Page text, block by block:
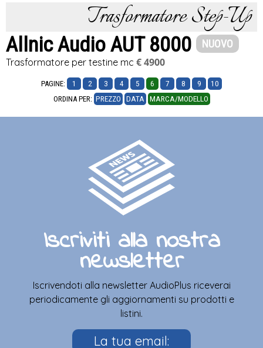
Trasformatore Step-Up
Allnic Audio AUT 8000 NUOVO
Trasformatore per testine mc € 4900
PAGINE: 1 2 3 4 5 6 7 8 9
10
ORDINA PER: PREZZO DATA MARCA/MODELLO
Iscriviti alla nostra
newsletter
Iscrivendoti alla newsletter AudioPlus riceverai
periodicamente gli aggiornamenti su prodotti e
listini.
La tua email: